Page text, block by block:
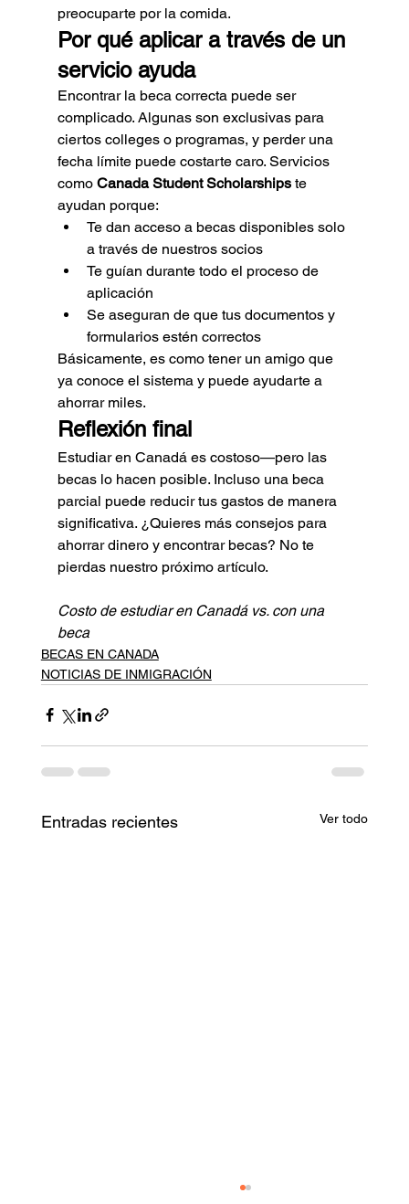
preocuparte por la comida.
Por qué aplicar a través de un
servicio ayuda
Encontrar la beca correcta puede ser
complicado. Algunas son exclusivas para
ciertos colleges o programas, y perder una
fecha límite puede costarte caro. Servicios
como Canada Student Scholarships te
ayudan porque:
Te dan acceso a becas disponibles solo
a través de nuestros socios
Te guían durante todo el proceso de
aplicación
Se aseguran de que tus documentos y
formularios estén correctos
Básicamente, es como tener un amigo que
ya conoce el sistema y puede ayudarte a
ahorrar miles.
Reflexión final
Estudiar en Canadá es costoso—pero las
becas lo hacen posible. Incluso una beca
parcial puede reducir tus gastos de manera
significativa. ¿Quieres más consejos para
ahorrar dinero y encontrar becas? No te
pierdas nuestro próximo artículo.
Costo de estudiar en Canadá vs. con una
beca
BECAS EN CANADA
NOTICIAS DE INMIGRACIÓN
Entradas recientes Ver todo